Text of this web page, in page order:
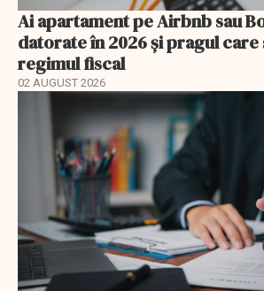
Ai apartament pe Airbnb sau
datorate în 2026 și pragul care
regimul fiscal
02 AUGUST 2026